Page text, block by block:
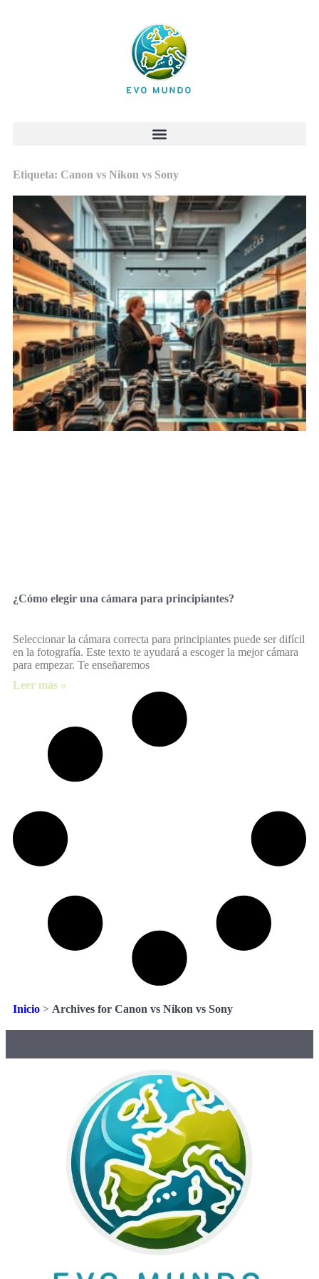
Etiqueta: Canon vs Nikon vs Sony
¿Cómo elegir una cámara para principiantes?
Seleccionar la cámara correcta para principiantes puede ser difícil
en la fotografía. Este texto te ayudará a escoger la mejor cámara
para empezar. Te enseñaremos
Leer más »
Inicio > Archives for Canon vs Nikon vs Sony